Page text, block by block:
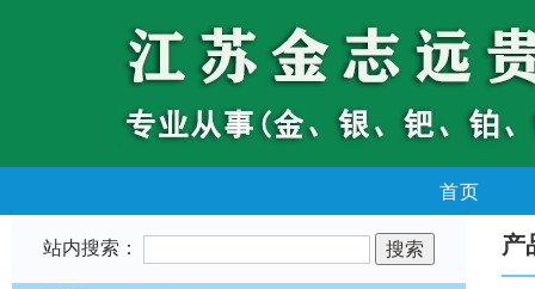
首页
站内搜索： 产